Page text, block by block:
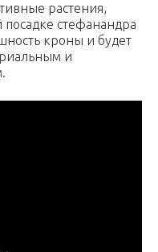
растения,
посадке стефанандра
кроны и будет
и